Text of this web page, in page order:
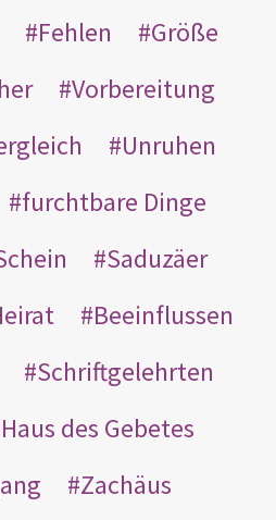
Fehlen
Größe
Vorbereitung
Unruhen
furchtbare Dinge
Saduzäer
Beeinflussen
Schriftgelehrten
Haus des Gebetes
Zachäus